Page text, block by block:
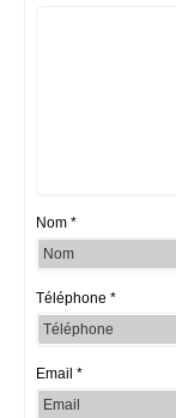
Nom *
Téléphone *
Email *